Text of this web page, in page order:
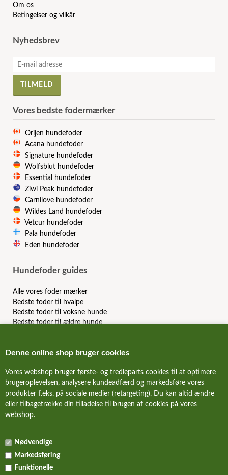
Denne online shop bruger cookies
Vores webshop bruger første- og tredieparts cookies til at optimere
brugeroplevelsen, analysere kundeadfærd og markedsføre vores
produkter f.eks. på sociale medier (retargeting). Du kan altid ændre
eller tilbagetrække din tilladelse til brugen af cookies på vores
webshop.
Nødvendige
Markedsføring
Funktionelle
Om os
Betingelser og vilkår
Nyhedsbrev
Vores bedste fodermærker
Orijen hundefoder
Acana hundefoder
Signature hundefoder
Wolfsblut hundefoder
Essential hundefoder
Ziwi Peak hundefoder
Carnilove hundefoder
Wildes Land hundefoder
Vetcur hundefoder
Pala hundefoder
Eden hundefoder
Hundefoder guides
Alle vores foder mærker
Bedste foder til hvalpe
Bedste foder til voksne hunde
Bedste foder til ældre hunde
Bedste slanke hundefoder
Billigste hundefoder mærker
Bedste billige hundefoder
Hundefoder anmeldelser & reviews
NYHEDER
ALLE TILBUD